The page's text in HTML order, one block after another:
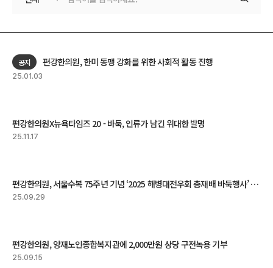
공지 편강한의원, 한미 동맹 강화를 위한 사회적 활동 진행
25.01.03
편강한의원X뉴욕타임즈 20 - 바둑, 인류가 남긴 위대한 발명
25.11.17
편강한의원, 서울수복 75주년 기념 ‘2025 해병대전우회 총재배 바둑행사’ 후원
25.09.29
편강한의원, 양재노인종합복지관에 2,000만원 상당 구전녹용 기부
25.09.15